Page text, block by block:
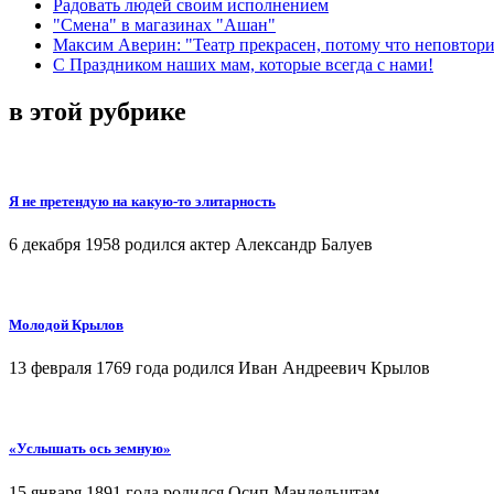
Радовать людей своим исполнением
"Смена" в магазинах "Ашан"
Максим Аверин: "Театр прекрасен, потому что
С Праздником наших мам, которые всегда с нами!
в этой рубрике
Я не претендую на какую-то элитарность
6 декабря 1958 родился актер Александр Балуев
Молодой Крылов
13 февраля 1769 года родился Иван Андреевич Крылов
«Услышать ось земную»